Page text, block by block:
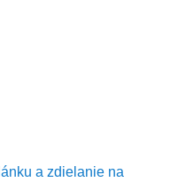
a zdielanie na